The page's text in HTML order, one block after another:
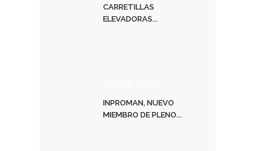
CARRETILLAS
ELEVADORAS...
INPROMAN, NUEVO
MIEMBRO DE PLENO...